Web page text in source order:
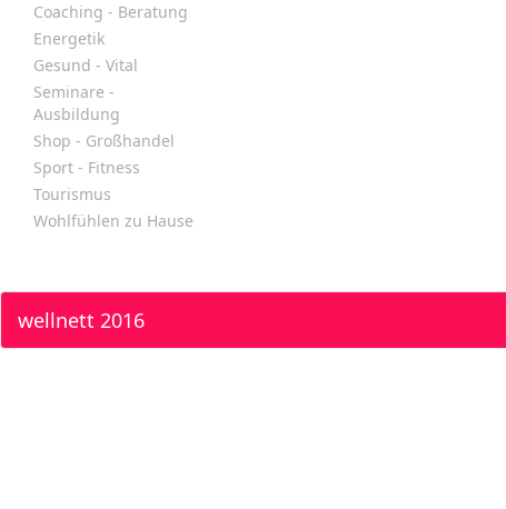
Coaching - Beratung
Energetik
Gesund - Vital
Seminare -
Ausbildung
Shop - Großhandel
Sport - Fitness
Tourismus
Wohlfühlen zu Hause
wellnett 2016